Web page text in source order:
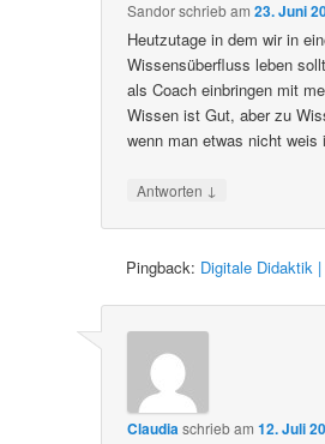
Sandorschriebam23. Juni
Heutzutage in dem wir in
Wissensüberfluss leben
als Coach einbringen mit
Wissen ist Gut, aber zu
wenn man etwas nicht weis
Antworten ↓
Pingback: Digitale Didaktik
Claudiaschriebam12. Juli